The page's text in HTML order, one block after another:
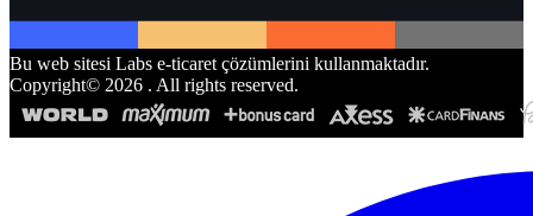
Bu web sitesi Labs e-ticaret çözümlerini kullanmaktadır.
Copyright© 2026 . All rights reserved.